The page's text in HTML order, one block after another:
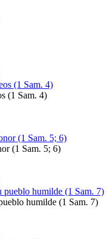
(1 Sam. 4)
(1 Sam. 4)
(1 Sam. 5; 6)
(1 Sam. 5; 6)
pueblo humilde (1 Sam. 7)
humilde (1 Sam. 7)